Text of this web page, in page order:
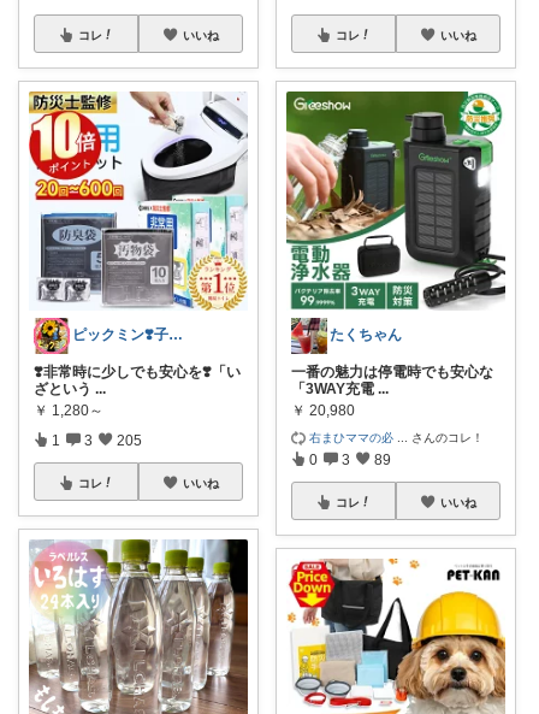
コレ いいね
ピックミン❣️子育てパパママ応援グッズ
❣️非常時に少しでも安心を❣️「い
ざという ...
￥ 1,280～
1 3 205
コレ いいね
コレ いいね
たくちゃん
一番の魅力は停電時でも安心な
「3WAY充電 ...
￥ 20,980
右まひママの必 さんのコレ！
0 3 89
コレ いいね